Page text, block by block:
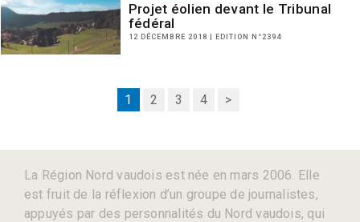
Projet éolien devant le Tribunal
fédéral
12 DÉCEMBRE 2018 | EDITION N°2394
1 2 3 4 >
La Région Nord vaudois est née en mars 2006. Elle
est fruit de la réflexion d’un groupe de journalistes,
appuyés par des personnalités du Nord vaudois, qui